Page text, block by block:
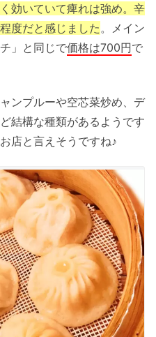
効いていて痺れは強め。辛
度だと感じました 。メイン
」と同じで価格は700円で
ンプルーや空芯菜炒め、デ
結構な種類があるようです
店と言えそうですね♪